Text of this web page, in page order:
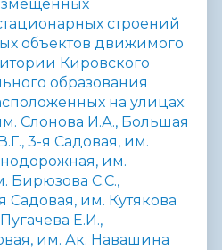
строений
объектов движимого
Кировского
образования
на улицах:
Слонова И.А., Большая
3-я Садовая, им.
им.
Бирюзова С.С.,
Садовая, им. Кутякова
Е.И.,
им. Ак. Навашина